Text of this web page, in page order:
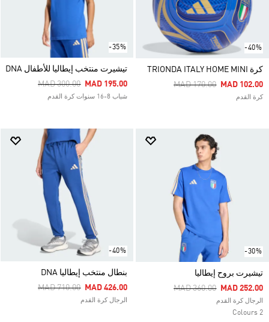
-40%
كرة TRIONDA ITALY HOME MINI
Price Reduced From
MAD 170.00ToMAD 102.00
كرة القدم
-35%
تيشيرت منتخب إيطاليا للأطفال DNA
Price Reduced From
MAD 300.00ToMAD 195.00
شباب 8-16 سنوات كرة القدم
-30%
تيشيرت بروح إيطاليا
Price Reduced From
MAD 360.00ToMAD 252.00
الرجال كرة القدم
2 Colours
-40%
بنطال منتخب إيطاليا DNA
Price Reduced From
MAD 710.00ToMAD 426.00
الرجال كرة القدم